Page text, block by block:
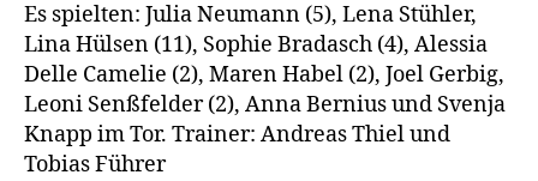
Es spielten: Julia Neumann (5), Lena Stühler,
Lina Hülsen (11), Sophie Bradasch (4), Alessia
Delle Camelie (2), Maren Habel (2), Joel Gerbig,
Leoni Senßfelder (2), Anna Bernius und Svenja
Knapp im Tor. Trainer: Andreas Thiel und
Tobias Führer